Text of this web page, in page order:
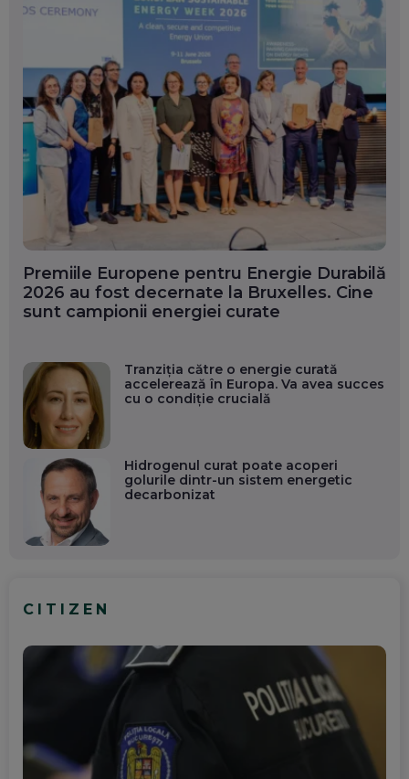
Premiile Europene pentru Energie Durabilă
2026 au fost decernate la Bruxelles. Cine
sunt campionii energiei curate
Tranziția către o energie curată
accelerează în Europa. Va avea succes
cu o condiție crucială
Hidrogenul curat poate acoperi
golurile dintr-un sistem energetic
decarbonizat
CITIZEN